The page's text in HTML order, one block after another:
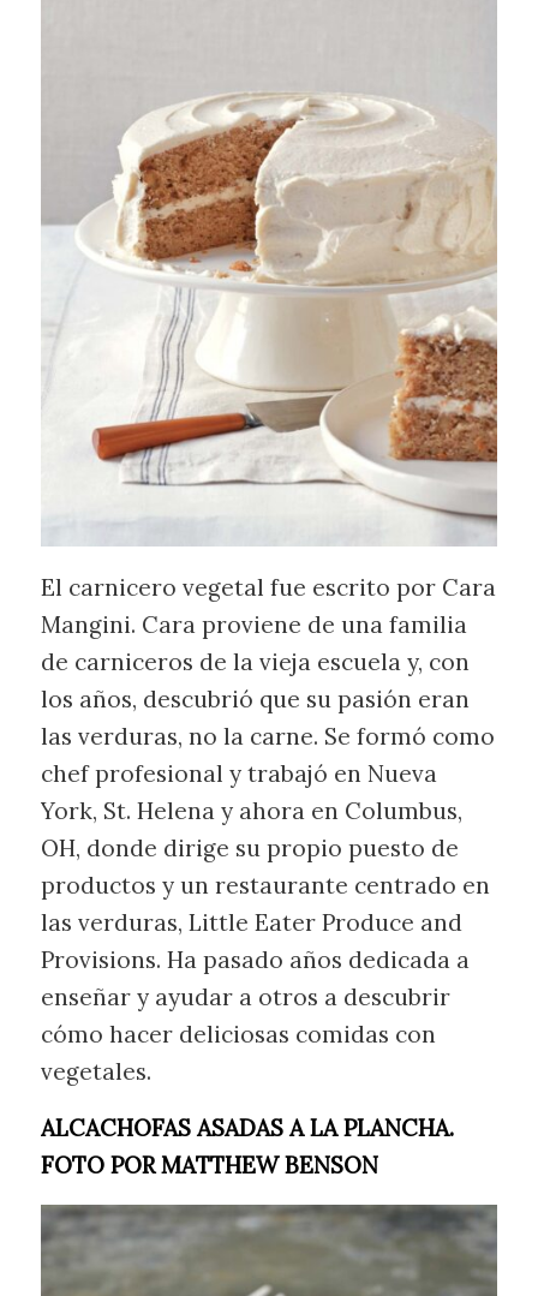
El carnicero vegetal fue escrito por Cara
Mangini. Cara proviene de una familia
de carniceros de la vieja escuela y, con
los años, descubrió que su pasión eran
las verduras, no la carne. Se formó como
chef profesional y trabajó en Nueva
York, St. Helena y ahora en Columbus,
OH, donde dirige su propio puesto de
productos y un restaurante centrado en
las verduras, Little Eater Produce and
Provisions. Ha pasado años dedicada a
enseñar y ayudar a otros a descubrir
cómo hacer deliciosas comidas con
vegetales.
ALCACHOFAS ASADAS A LA PLANCHA.
FOTO POR MATTHEW BENSON